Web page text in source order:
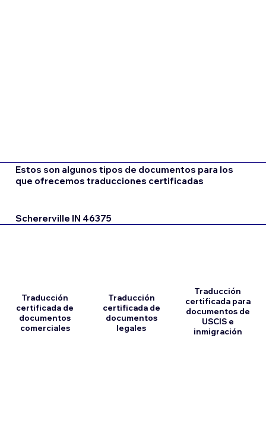
Estos son algunos tipos de documentos para los
que ofrecemos traducciones certificadas
Schererville IN 46375
Traducción
certificada de
documentos
comerciales
Traducción
certificada de
documentos
legales
Traducción
certificada para
documentos de
USCIS e
inmigración